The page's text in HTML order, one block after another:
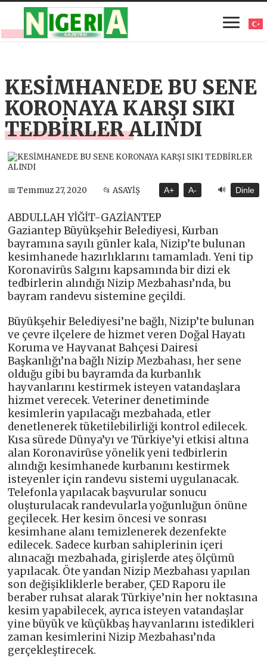
KESİMHANEDE BU SENE
KORONAYA KARŞI SIKI
TEDBİRLER ALINDI
📅 Temmuz 27, 2020 📂 ASAYİŞ A+ A- 🔊 Dinle
ABDULLAH YİĞİT-GAZİANTEP
Gaziantep Büyükşehir Belediyesi, Kurban
bayramına sayılı günler kala, Nizip’te bulunan
kesimhanede hazırlıklarını tamamladı. Yeni tip
Koronavirüs Salgını kapsamında bir dizi ek
tedbirlerin alındığı Nizip Mezbahası’nda, bu
bayram randevu sistemine geçildi.
Büyükşehir Belediyesi’ne bağlı, Nizip’te bulunan
ve çevre ilçelere de hizmet veren Doğal Hayatı
Koruma ve Hayvanat Bahçesi Dairesi
Başkanlığı’na bağlı Nizip Mezbahası, her sene
olduğu gibi bu bayramda da kurbanlık
hayvanlarını kestirmek isteyen vatandaşlara
hizmet verecek. Veteriner denetiminde
kesimlerin yapılacağı mezbahada, etler
denetlenerek tüketilebilirliği kontrol edilecek.
Kısa sürede Dünya’yı ve Türkiye’yi etkisi altına
alan Koronavirüse yönelik yeni tedbirlerin
alındığı kesimhanede kurbanını kestirmek
isteyenler için randevu sistemi uygulanacak.
Telefonla yapılacak başvurular sonucu
oluşturulacak randevularla yoğunluğun önüne
geçilecek. Her kesim öncesi ve sonrası
kesimhane alanı temizlenerek dezenfekte
edilecek. Sadece kurban sahiplerinin içeri
alınacağı mezbahada, girişlerde ateş ölçümü
yapılacak. Öte yandan Nizip Mezbahası yapılan
son değişikliklerle beraber, ÇED Raporu ile
beraber ruhsat alarak Türkiye’nin her noktasına
kesim yapabilecek, ayrıca isteyen vatandaşlar
yine büyük ve küçükbaş hayvanlarını istedikleri
zaman kesimlerini Nizip Mezbahası’nda
gerçekleştirecek.